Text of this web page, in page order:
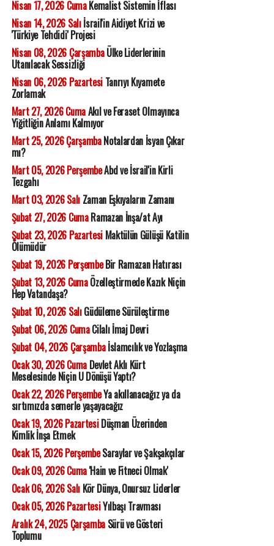
Nisan 17, 2026 CumaKemalist Sistemin İflası
Nisan 14, 2026 Salıİsrail'in Aidiyet Krizi ve
'Türkiye Tehdidi' Projesi
Nisan 08, 2026 ÇarşambaÜlke Liderlerinin
Utanılacak Sessizliği
Nisan 06, 2026 PazartesiTanrıyı Kıyamete
Zorlamak
Mart 27, 2026 CumaAkıl ve Feraset Olmayınca
Yiğitliğin Anlamı Kalmıyor
Mart 25, 2026 ÇarşambaNotalardan İsyan Çıkar
mı?
Mart 05, 2026 PerşembeAbd ve İsrail'in Kirli
Tezgahı
Mart 03, 2026 SalıZaman Eşkıyaların Zamanı
Şubat 27, 2026 CumaRamazan İnşa/at Ayı
Şubat 23, 2026 PazartesiMaktülün Gülüşü Katilin
Ölümüdür
Şubat 19, 2026 PerşembeBir Ramazan Hatırası
Şubat 13, 2026 CumaÖzelleştirmede Kazık Niçin
Hep Vatandaşa?
Şubat 10, 2026 SalıGüdüleme Sürüleştirme
Şubat 06, 2026 CumaCilalı İmaj Devri
Şubat 04, 2026 Çarşambaİslamcılık ve Yozlaşma
Ocak 30, 2026 CumaDevlet Aklı Kürt
Meselesinde Niçin U Dönüşü Yaptı?
Ocak 22, 2026 PerşembeYa akıllanacağız ya da
sırtımızda semerle yaşayacağız
Ocak 19, 2026 PazartesiDüşman Üzerinden
Kimlik İnşa Etmek
Ocak 15, 2026 PerşembeSaraylar ve Şakşakçılar
Ocak 09, 2026 Cuma'Hain ve Fitneci Olmak'
Ocak 06, 2026 SalıKör Dünya, Onursuz Liderler
Ocak 05, 2026 PazartesiYılbaşı Travması
Aralık 24, 2025 ÇarşambaSürü ve Gösteri
Toplumu